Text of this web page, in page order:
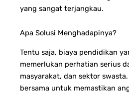
yang sangat terjangkau.
Apa Solusi Menghadapinya?
Tentu saja, biaya pendidikan
memerlukan perhatian serius
masyarakat, dan sektor
bersama untuk memastikan